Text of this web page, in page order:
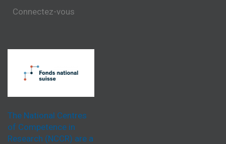
Connectez-vous
The National Centres
of Competence in
Research (NCCR) are a